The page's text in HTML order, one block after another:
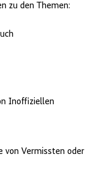
zu den Themen:
Inoffiziellen
von Vermissten oder